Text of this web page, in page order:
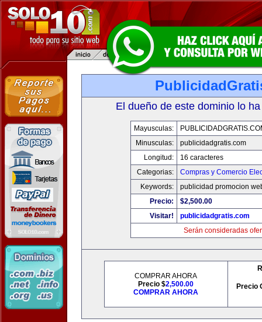
El dueño de este dominio lo
Mayusculas:
Minusculas:
publicidadgratis.com
Longitud:
16 caracteres
Categorias:
Compras y Comercio
Keywords:
publicidad promocion
Precio:
$2,500.00
Visitar!
publicidadgratis.com
Serán consideradas
COMPRAR AHORA
Precio $2,500.00
COMPRAR AHORA
Precio